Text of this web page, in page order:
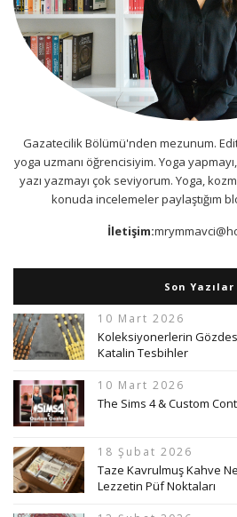
Gazatecilik Bölümü'nden mezunum.
yoga uzmanı öğrencisiyim. Yoga
yazı yazmayı çok seviyorum. Yoga,
konuda incelemeler paylaştığım
İletişim:
Son Yazılar
10 Mart 2026
Koleksiyonerlerin
Katalin Tesbihler
10 Mart 2026
The Sims 4 & Custom
18 Şubat 2026
Taze Kavrulmuş Kahve
Lezzetin Püf Noktaları